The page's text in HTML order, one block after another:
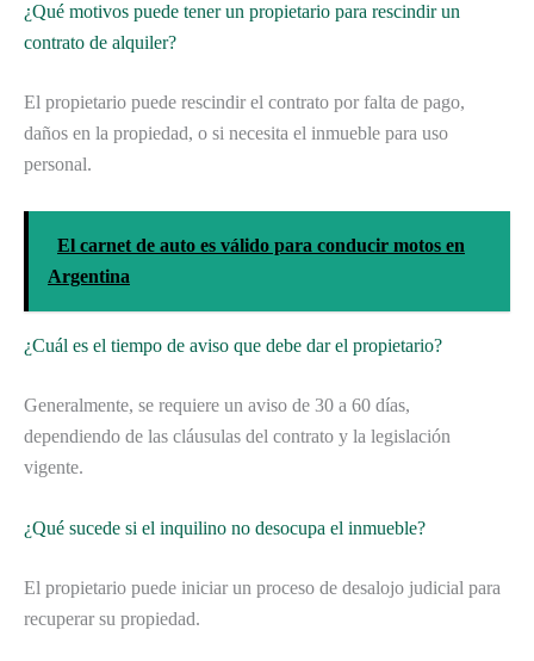
¿Qué motivos puede tener un propietario para rescindir un
contrato de alquiler?
El propietario puede rescindir el contrato por falta de pago,
daños en la propiedad, o si necesita el inmueble para uso
personal.
El carnet de auto es válido para conducir motos en
Argentina
¿Cuál es el tiempo de aviso que debe dar el propietario?
Generalmente, se requiere un aviso de 30 a 60 días,
dependiendo de las cláusulas del contrato y la legislación
vigente.
¿Qué sucede si el inquilino no desocupa el inmueble?
El propietario puede iniciar un proceso de desalojo judicial para
recuperar su propiedad.